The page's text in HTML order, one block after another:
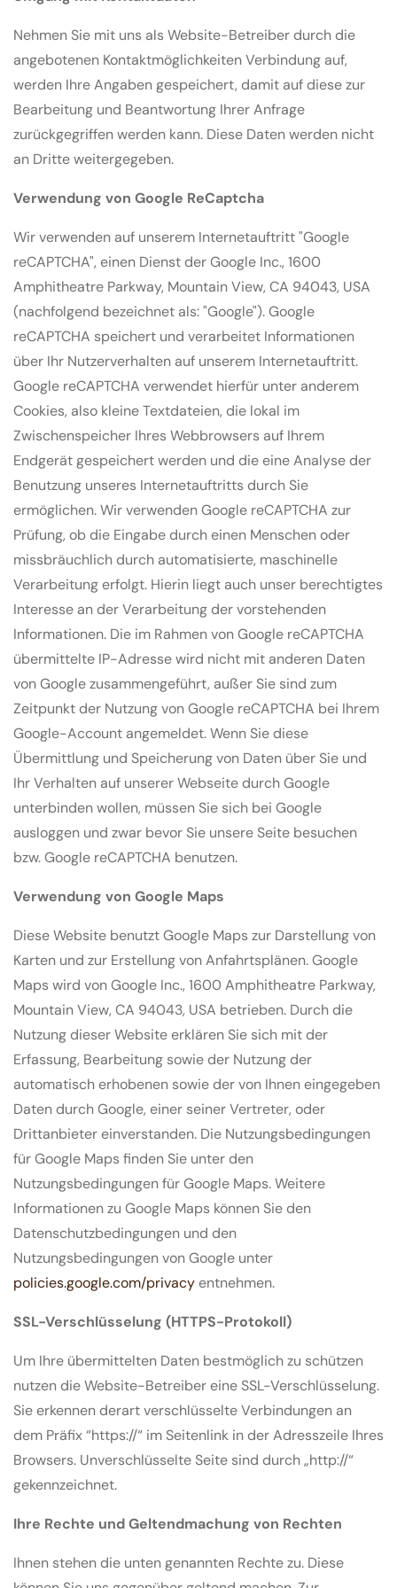
Nehmen Sie mit uns als Website-Betreiber durch die
angebotenen Kontaktmöglichkeiten Verbindung auf,
werden Ihre Angaben gespeichert, damit auf diese zur
Bearbeitung und Beantwortung Ihrer Anfrage
zurückgegriffen werden kann. Diese Daten werden nicht
an Dritte weitergegeben.
Verwendung von Google ReCaptcha
Wir verwenden auf unserem Internetauftritt "Google
reCAPTCHA", einen Dienst der Google Inc., 1600
Amphitheatre Parkway, Mountain View, CA 94043, USA
(nachfolgend bezeichnet als: "Google"). Google
reCAPTCHA speichert und verarbeitet Informationen
über Ihr Nutzerverhalten auf unserem Internetauftritt.
Google reCAPTCHA verwendet hierfür unter anderem
Cookies, also kleine Textdateien, die lokal im
Zwischenspeicher Ihres Webbrowsers auf Ihrem
Endgerät gespeichert werden und die eine Analyse der
Benutzung unseres Internetauftritts durch Sie
ermöglichen. Wir verwenden Google reCAPTCHA zur
Prüfung, ob die Eingabe durch einen Menschen oder
missbräuchlich durch automatisierte, maschinelle
Verarbeitung erfolgt. Hierin liegt auch unser berechtigtes
Interesse an der Verarbeitung der vorstehenden
Informationen. Die im Rahmen von Google reCAPTCHA
übermittelte IP-Adresse wird nicht mit anderen Daten
von Google zusammengeführt, außer Sie sind zum
Zeitpunkt der Nutzung von Google reCAPTCHA bei Ihrem
Google-Account angemeldet. Wenn Sie diese
Übermittlung und Speicherung von Daten über Sie und
Ihr Verhalten auf unserer Webseite durch Google
unterbinden wollen, müssen Sie sich bei Google
ausloggen und zwar bevor Sie unsere Seite besuchen
bzw. Google reCAPTCHA benutzen.
Verwendung von Google Maps
Diese Website benutzt Google Maps zur Darstellung von
Karten und zur Erstellung von Anfahrtsplänen. Google
Maps wird von Google Inc., 1600 Amphitheatre Parkway,
Mountain View, CA 94043, USA betrieben. Durch die
Nutzung dieser Website erklären Sie sich mit der
Erfassung, Bearbeitung sowie der Nutzung der
automatisch erhobenen sowie der von Ihnen eingegeben
Daten durch Google, einer seiner Vertreter, oder
Drittanbieter einverstanden. Die Nutzungsbedingungen
für Google Maps finden Sie unter den
Nutzungsbedingungen für Google Maps. Weitere
Informationen zu Google Maps können Sie den
Datenschutzbedingungen und den
Nutzungsbedingungen von Google unter
policies.google.com/privacyentnehmen.
SSL-Verschlüsselung (HTTPS-Protokoll)
Um Ihre übermittelten Daten bestmöglich zu schützen
nutzen die Website-Betreiber eine SSL-Verschlüsselung.
Sie erkennen derart verschlüsselte Verbindungen an
dem Präfix “https://“ im Seitenlink in der Adresszeile Ihres
Browsers. Unverschlüsselte Seite sind durch „http://“
gekennzeichnet.
Ihre Rechte und Geltendmachung von Rechten
Ihnen stehen die unten genannten Rechte zu. Diese